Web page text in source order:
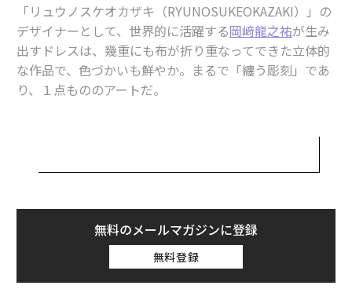
次ページ ＞
岡﨑が「縄文土器」に着目した理
由は？
1
最新号の購入はこちらから
「リュウノスケオカザキ（RYUNOSUKEOKAZAKI）」の
デザイナーとして、世界的に活躍する岡﨑龍之祐が生み
出すドレスは、幾重にも布が折り重なってできた立体的
な作品で、色づかいも鮮やか。まるで「纏う彫刻」であ
り、１点もののアートだ。
しながら思うままに造形していく。こうした一連の制作
本記事では、この「祈り」という行為について、岡﨑の
ルーツを探りながら紐解いていく。
原点は厳島神社の大鳥居
無料のメールマガジンに登録
無料登録